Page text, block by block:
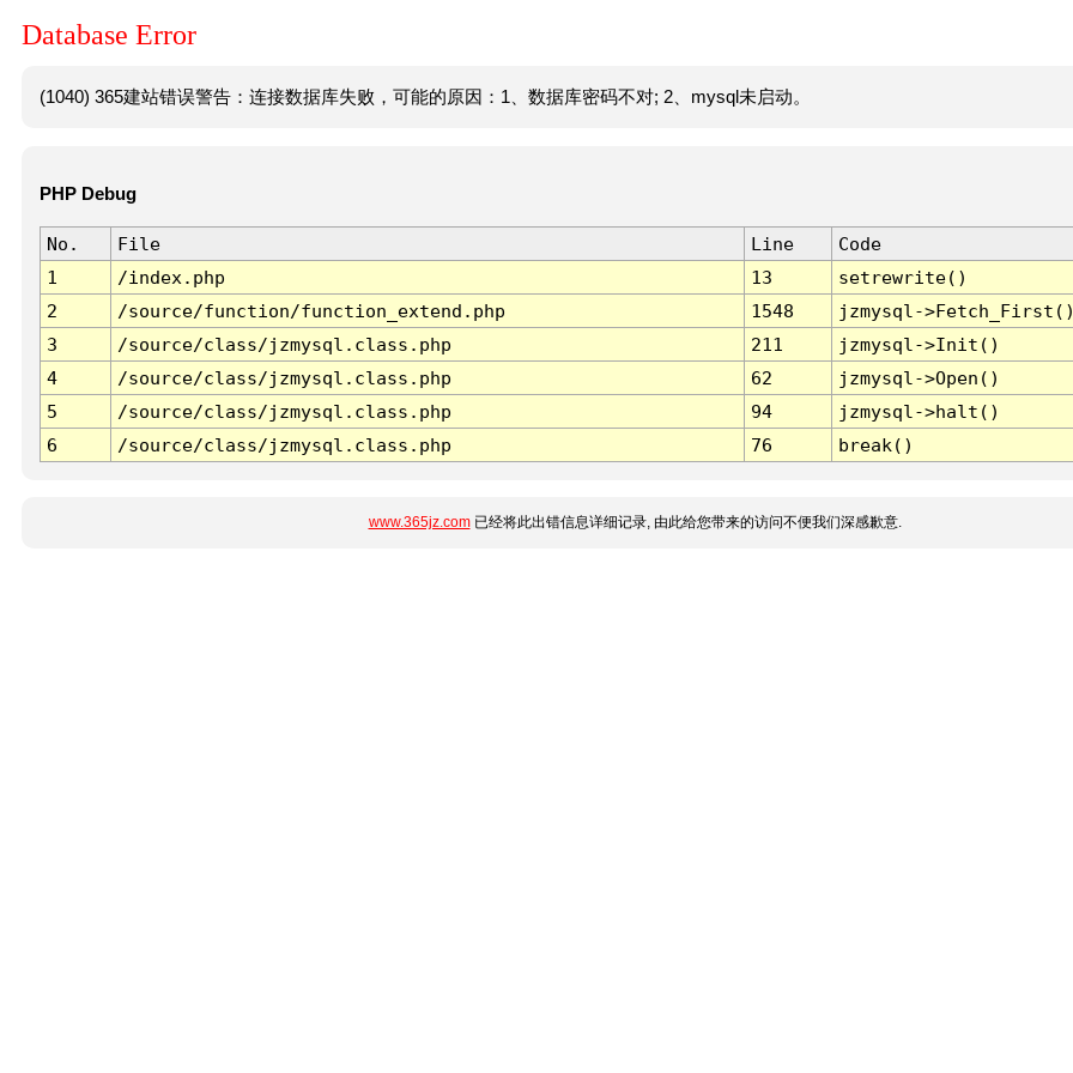
Database Error
(1040) 365建站错误警告：连接数据库失败，可能的原因：1、数据库密码不对; 2、mysql未启动。
PHP Debug
No. File Line
Code
1
/index.php 13
setrewrite()
2
/source/function/function_extend.php 1548
jzmysql-
3
/source/class/jzmysql.class.php 211
jzmysql->Init()
4
/source/class/jzmysql.class.php 62
jzmysql->Open()
5
/source/class/jzmysql.class.php 94
jzmysql->halt()
6
/source/class/jzmysql.class.php 76 break()
www.365jz.com已经将此出错信息详细记录, 由此给您带来的访问不便我们深感歉意.